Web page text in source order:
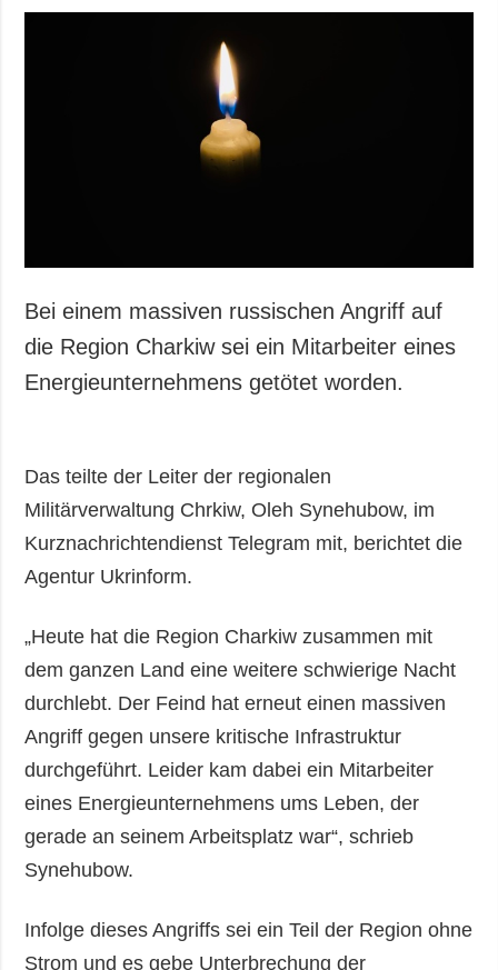
Bei einem massiven russischen Angriff auf
die Region Charkiw sei ein Mitarbeiter eines
Energieunternehmens getötet worden.
Das teilte der Leiter der regionalen
Militärverwaltung Chrkiw, Oleh Synehubow, im
Kurznachrichtendienst Telegram mit, berichtet die
Agentur Ukrinform.
„Heute hat die Region Charkiw zusammen mit
dem ganzen Land eine weitere schwierige Nacht
durchlebt. Der Feind hat erneut einen massiven
Angriff gegen unsere kritische Infrastruktur
durchgeführt. Leider kam dabei ein Mitarbeiter
eines Energieunternehmens ums Leben, der
gerade an seinem Arbeitsplatz war“, schrieb
Synehubow.
Infolge dieses Angriffs sei ein Teil der Region ohne
Strom und es gebe Unterbrechung der